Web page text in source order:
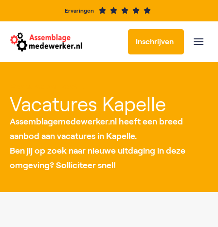
Ervaringen
Inschrijven
Vacatures Kapelle
Assemblagemedewerker.nl heeft een breed
aanbod aan vacatures in Kapelle.
Ben jij op zoek naar nieuwe uitdaging in deze
omgeving? Solliciteer snel!